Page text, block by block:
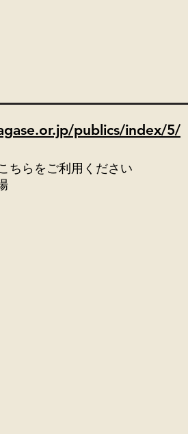
publics/index/5/
ちらをご利用ください